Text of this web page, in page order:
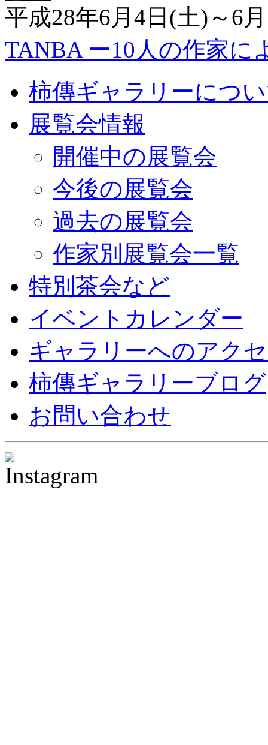
平成28年6月4日(土)～6
TANBA ー10人の作家に
柿傳ギャラリーにつ
展覧会情報
開催中の展覧会
今後の展覧会
過去の展覧会
作家別展覧会一覧
特別茶会など
イベントカレンダー
ギャラリーへのアク
柿傳ギャラリーブログ
お問い合わせ